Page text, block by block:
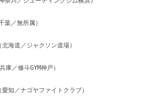
無所属）
／ジャクソン道場）
修斗GYM神戸）
ナゴヤファイトクラブ）